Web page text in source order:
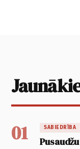
01 SABIEDRĪBA